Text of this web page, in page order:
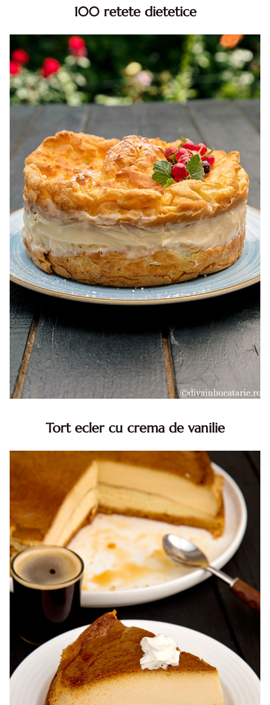
100 retete dietetice
dietetice. Idei retete dietetice. 100 Retete mancare
pentru dieta.
Tort ecler cu crema de vanilie
Reteta tort ecler. Tort ecler cu crema vanilie. Reteta
Karpatka